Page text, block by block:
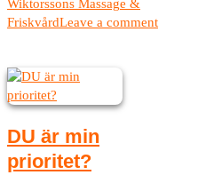
Wiktorssons Massage &
FriskvårdLeave a comment
DU är min
prioritet?